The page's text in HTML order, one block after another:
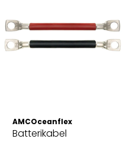
AMCOceanflex
Batterikabel